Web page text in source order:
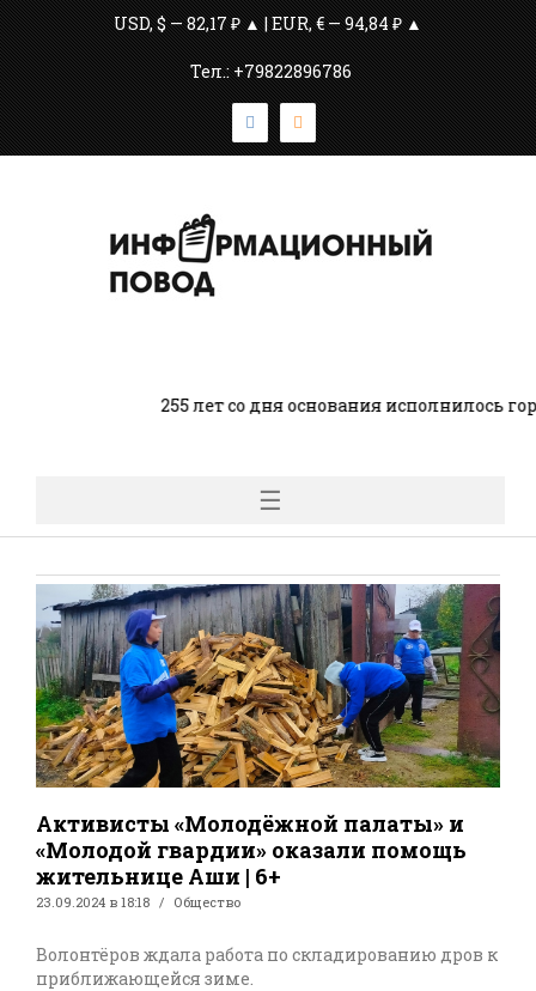
USD, $ — 82,17 ₽ ▲ | EUR, € — 94,84 ₽ ▲
Тел.: +79822896786
255 лет со дня основания исполнилось
☰
Активисты «Молодёжной палаты» и
«Молодой гвардии» оказали помощь
жительнице Аши | 6+
23.09.2024 в 18:18 Общество
Волонтёров ждала работа по складированию дров к
приближающейся зиме.